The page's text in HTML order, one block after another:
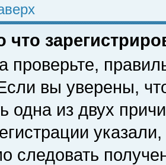
что
проверьте,
вы уверены,
одна из двух
следовать